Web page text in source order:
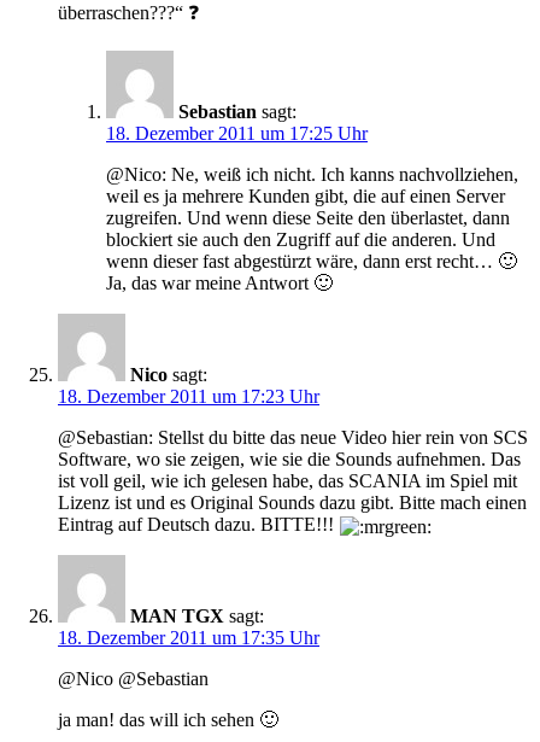
überraschen???“ ❓
Sebastian sagt:
18. Dezember 2011 um 17:25 Uhr
@Nico: Ne, weiß ich nicht. Ich kanns nachvollziehen,
weil es ja mehrere Kunden gibt, die auf einen Server
zugreifen. Und wenn diese Seite den überlastet, dann
blockiert sie auch den Zugriff auf die anderen. Und
wenn dieser fast abgestürzt wäre, dann erst recht… 🙂
Ja, das war meine Antwort 🙂
Nico sagt:
18. Dezember 2011 um 17:23 Uhr
@Sebastian: Stellst du bitte das neue Video hier rein von SCS
Software, wo sie zeigen, wie sie die Sounds aufnehmen. Das
ist voll geil, wie ich gelesen habe, das SCANIA im Spiel mit
Lizenz ist und es Original Sounds dazu gibt. Bitte mach einen
Eintrag auf Deutsch dazu. BITTE!!!
MAN TGX sagt:
18. Dezember 2011 um 17:35 Uhr
@Nico @Sebastian
ja man! das will ich sehen 🙂